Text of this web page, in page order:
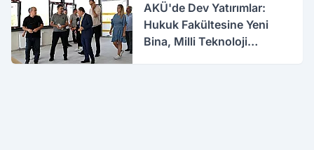
AKÜ'de Dev Yatırımlar:
Hukuk Fakültesine Yeni
Bina, Milli Teknoloji